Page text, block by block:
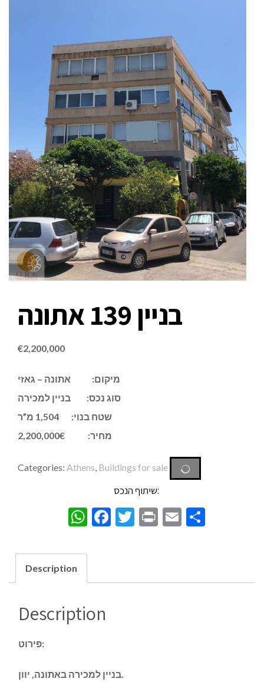
בניין 139 אתונה
€2,200,000
מיקום: אתונה – גאזי
שטח בנוי: 1,504 מ”ר
מחיר: 2,200,000€
Categories: Athens Buildings for sale
שיתוף הנכס:
WhatsApp
Facebook
Twitter
PrintEmailShare
Description
Description
פירוט:
בניין למכירה באתונה, יוון.